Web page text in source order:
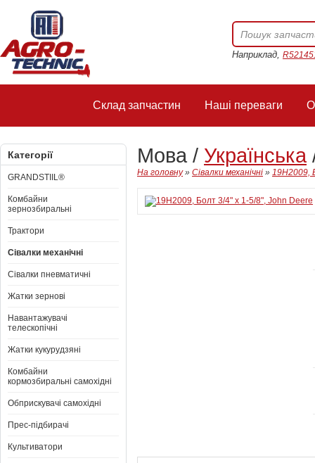
Наприклад,
Склад запчастин Наші переваги
Категорії
GRANDSTIIL®
Комбайни
зернозбиральні
Трактори
Сівалки механічні
Сівалки пневматичні
Жатки зернові
Навантажувачі
телескопічні
Жатки кукурудзяні
Комбайни
кормозбиральні самохідні
Обприскувачі самохідні
Прес-підбирачі
Культиватори
Мова / Українська
На головну» Сівалки механічні » 19H2009,